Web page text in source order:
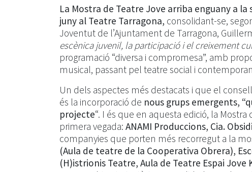
La Mostra de Teatre Jove arriba enguany a la
juny al Teatre Tarragona, consolidant-se,
Joventut de l’Ajuntament de Tarragona,
escènica juvenil, la participació i el creixement
programació “diversa i compromesa”, amb
musical, passant pel teatre social i
Un dels aspectes més destacats i que el
és la incorporació de nous grups emergents,
projecte“. I és que en aquesta edició, la
primera vegada: ANAMI Produccions, Cia.
companyies que porten més recorregut a la
(Aula de teatre de la Cooperativa Obrera),
(H)istrionis Teatre, Aula de Teatre Espai Jove